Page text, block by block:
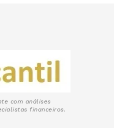
com análises
financeiros.